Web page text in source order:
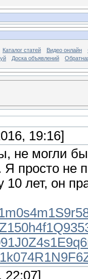
Каталог статей Видео онлайн
Доска объявлений
19:16]
не могли
просто не
10 лет, он
22:07]